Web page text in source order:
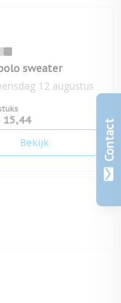
Contact
sweater
12 augustus
15,44
Bekijk